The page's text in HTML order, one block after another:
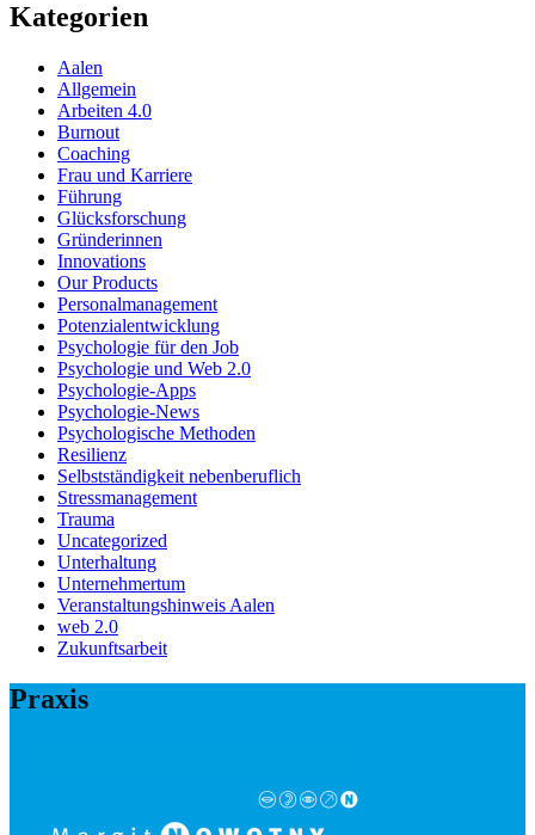
Kategorien
Aalen
Allgemein
Arbeiten 4.0
Burnout
Coaching
Frau und Karriere
Führung
Glücksforschung
Gründerinnen
Innovations
Our Products
Personalmanagement
Potenzialentwicklung
Psychologie für den Job
Psychologie und Web 2.0
Psychologie-Apps
Psychologie-News
Psychologische Methoden
Resilienz
Selbstständigkeit nebenberuflich
Stressmanagement
Trauma
Uncategorized
Unterhaltung
Unternehmertum
Veranstaltungshinweis Aalen
web 2.0
Zukunftsarbeit
Praxis